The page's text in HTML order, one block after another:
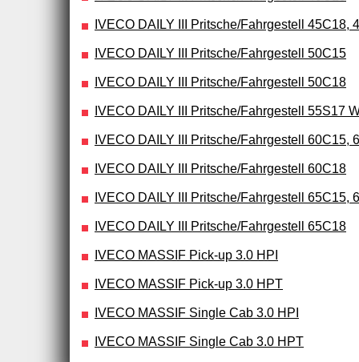
IVECO DAILY III Pritsche/Fahrgestell 45C18,
IVECO DAILY III Pritsche/Fahrgestell 50C15
IVECO DAILY III Pritsche/Fahrgestell 50C18
IVECO DAILY III Pritsche/Fahrgestell 55S17
IVECO DAILY III Pritsche/Fahrgestell 60C15,
IVECO DAILY III Pritsche/Fahrgestell 60C18
IVECO DAILY III Pritsche/Fahrgestell 65C15,
IVECO DAILY III Pritsche/Fahrgestell 65C18
IVECO MASSIF Pick-up 3.0 HPI
IVECO MASSIF Pick-up 3.0 HPT
IVECO MASSIF Single Cab 3.0 HPI
IVECO MASSIF Single Cab 3.0 HPT